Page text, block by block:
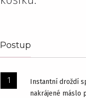
Postup
Instantní droždí
nakrájené máslo